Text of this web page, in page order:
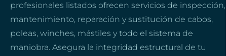
profesionales listados ofrecen servicios de inspección,
mantenimiento, reparación y sustitución de cabos,
poleas, winches, mástiles y todo el sistema de
maniobra. Asegura la integridad estructural de tu